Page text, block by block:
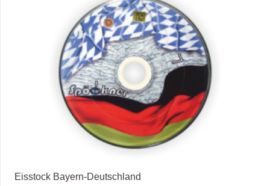
Eisstock Bayern-Deutschland